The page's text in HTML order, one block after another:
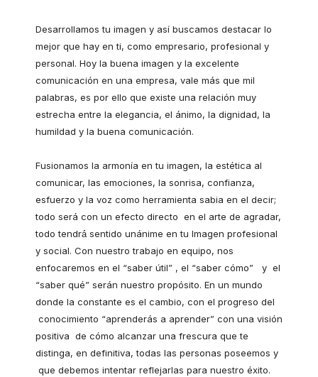
Desarrollamos tu imagen y así buscamos destacar lo
mejor que hay en ti, como empresario, profesional y
personal. Hoy la buena imagen y la excelente
comunicación en una empresa, vale más que mil
palabras, es por ello que existe una relación muy
estrecha entre la elegancia, el ánimo, la dignidad, la
humildad y la buena comunicación.
Fusionamos la armonía en tu imagen, la estética al
comunicar, las emociones, la sonrisa, confianza,
esfuerzo y la voz como herramienta sabia en el decir;
todo será con un efecto directo en el arte de agradar,
todo tendrá́ sentido unánime en tu Imagen profesional
y social. Con nuestro trabajo en equipo, nos
enfocaremos en el “saber útil” , el “saber cómo” y el
“saber qué” serán nuestro propósito. En un mundo
donde la constante es el cambio, con el progreso del
conocimiento “aprenderás a aprender” con una visión
positiva de cómo alcanzar una frescura que te
distinga, en definitiva, todas las personas poseemos y
que debemos intentar reflejarlas para nuestro éxito.